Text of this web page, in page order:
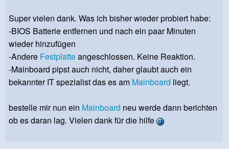
Super vielen dank. Was ich bisher wieder probiert habe:
-BIOS Batterie entfernen und nach ein paar Minuten
wieder hinzufügen
-Andere Festplatteangeschlossen. Keine Reaktion.
-Mainboard pipst auch nicht, daher glaubt auch ein
bekannter IT spezialist das es am Mainboard liegt.
bestelle mir nun ein Mainboard neu werde dann berichten
ob es daran lag. Vielen dank für die hilfe